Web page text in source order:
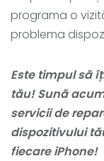
programa o
problema
Este timpul să
tău! Sună
servicii de
dispozitivului
fiecare iPhone!